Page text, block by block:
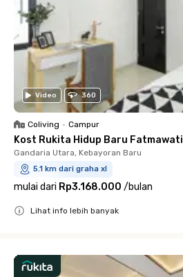
Video 360
Coliving • Campur
Kost Rukita Hidup Baru Fatmawati
Gandaria Utara, Kebayoran Baru
5.1 km dari graha xl
mulai dari Rp3.168.000 /bulan
Lihat info lebih banyak